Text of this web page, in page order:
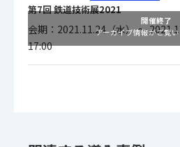
第7回 鉄道技術展2021
会期：2021.11.24（水） ～
17:00
開催終了
アーカイブ情報がご覧